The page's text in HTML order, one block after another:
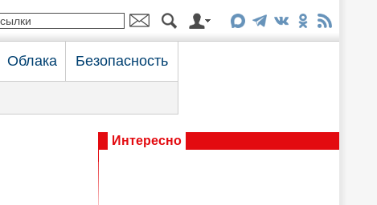
Облака Безопасность
Интересно